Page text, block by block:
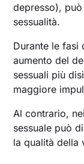
depresso),
sessualità.
Durante le fasi
aumento del
sessuali più
maggiore
Al contrario,
sessuale può
la qualità della